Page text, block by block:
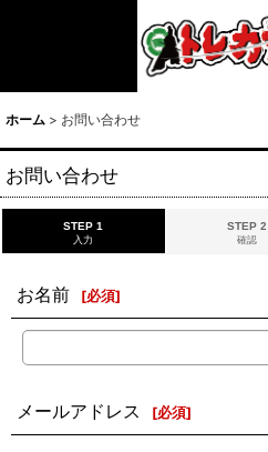
ホーム > お問い合わせ
お問い合わせ
STEP 1
入力
STEP 2
確認
お名前 [必須]
メールアドレス [必須]